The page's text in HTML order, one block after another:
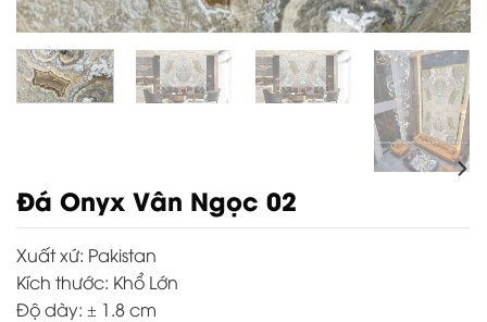
Đá Onyx Vân Ngọc 02
Xuất xứ: Pakistan
Kích thước: Khổ Lớn
Độ dày: ± 1.8 cm